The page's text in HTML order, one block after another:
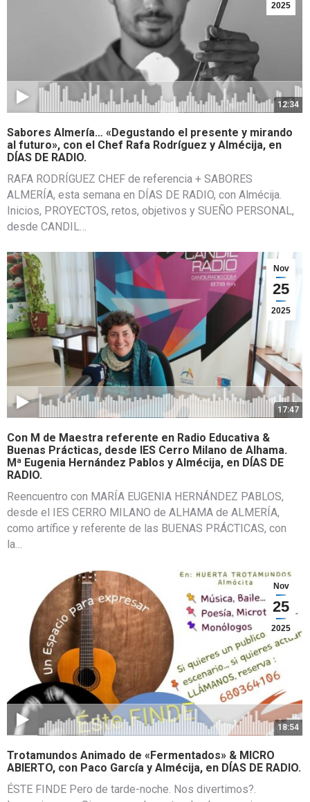
2025
12:34
Sabores Almería… «Degustando el presente y mirando
al futuro», con el Chef Rafa Rodríguez y Almécija, en
DÍAS DE RADIO.
RAFA RODRÍGUEZ CHEF de referencia + SABORES
ALMERÍA, esta semana en DÍAS DE RADIO, con Almécija.
Inicios, PROYECTOS, retos, objetivos y SUEÑO PERSONAL,
desde CANDIL…
Nov
25
2025
17:47
Con M de Maestra referente en Radio Educativa &
Buenas Prácticas, desde IES Cerro Milano de Alhama.
Mª Eugenia Hernández Pablos y Almécija, en DÍAS DE
RADIO.
Reencuentro con MARÍA EUGENIA HERNÁNDEZ PABLOS,
desde el IES CERRO MILANO de ALHAMA de ALMERÍA,
como artífice y referente de las BUENAS PRÁCTICAS, con
la…
Nov
25
2025
18:54
Trotamundos Animado de «Fermentados» & MICRO
ABIERTO, con Paco García y Almécija, en DÍAS DE RADIO.
ÉSTE FINDE Pero de tarde-noche. Nos divertimos?.